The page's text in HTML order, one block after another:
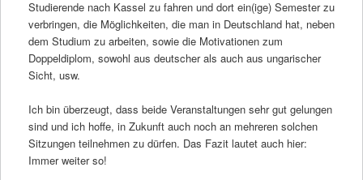
Studierende nach Kassel zu fahren und dort ein(ige) Semester zu
verbringen, die Möglichkeiten, die man in Deutschland hat, neben
dem Studium zu arbeiten, sowie die Motivationen zum
Doppeldiplom, sowohl aus deutscher als auch aus ungarischer
Sicht, usw.
Ich bin überzeugt, dass beide Veranstaltungen sehr gut gelungen
sind und ich hoffe, in Zukunft auch noch an mehreren solchen
Sitzungen teilnehmen zu dürfen. Das Fazit lautet auch hier:
Immer weiter so!